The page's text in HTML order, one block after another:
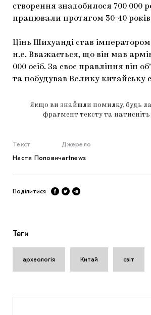
створення знадобилося 700 000
працювали протягом 30-40
Цінь Шихуанді став імператором
н.е. Вважається, що він мав
000 осіб. За своє правління він
та побудував Велику китайську
Якщо ви знайшли помилку, будь
фрагмент тексту та натисніть
Текст
Настя Попович
Джерело
artnews
Поділитися
Теги
археологія Китай світ